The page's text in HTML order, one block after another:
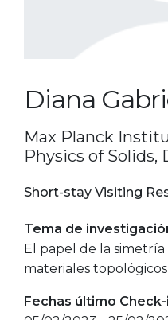
Diana
Max Planck
Physics of Solids,
Short-stay Visiting
Tema de
El papel de la
materiales
Fechas último